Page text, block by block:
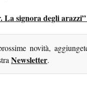
signora degli
novità,
Newsletter.